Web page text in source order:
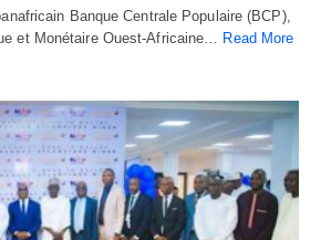
Banque Centrale Populaire (BCP),
et Monétaire Ouest-Africaine… Read More